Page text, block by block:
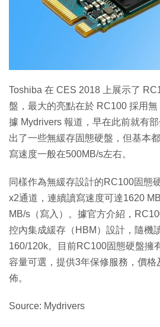
Toshiba 在 CES 2018 上展示了
盤，最大的亮點在​​於 RC100 採用無
據 Mydrivers 報道，早在此前就有
出了一些無緩存固態硬盤，但基本
寫速度一般在500MB/s左右。
同樣作為無緩存設計的RC100固態
x2通道，連續讀寫速度可達1620
MB/s（寫入）。據官方介紹，
控內集成緩存（HBM）設計，隨機
160/120k。目前RC100固態硬盤擁
容量可選，提供3年保修服務，價格
佈。
Source: Mydrivers